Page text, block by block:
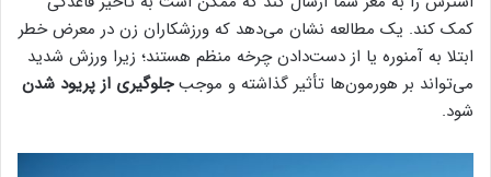
کمک کند. یک مطالعه نشان می‌دهد که ورزشکاران زن در معرض خطر
ابتلا به آمنوره یا از دست‌دادن چرخه منظم هستند؛ زیرا ورزش شدید
می‌تواند بر هورمون‌ها تأثیر گذاشته و موجبجلوگیری از پریود شدن
شود.